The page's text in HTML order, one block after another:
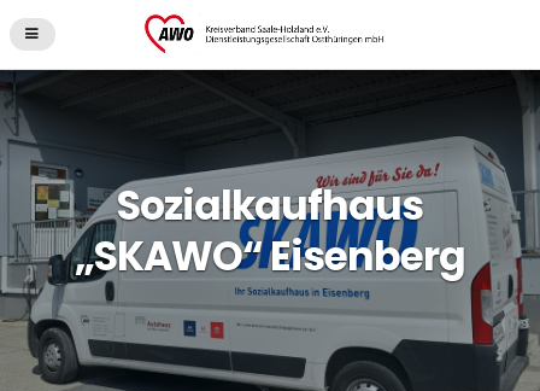
Sozialkaufhaus
„SKAWO“ Eisenberg